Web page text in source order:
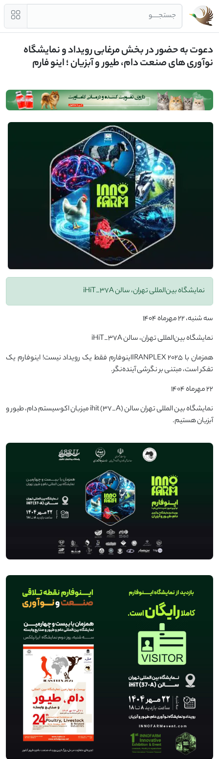
جستجــــو
دعوت به حضور در بخش مرغابی رویداد و نمایشگاه
نوآوری های صنعت دام، طیور و آبزیان ؛ اینو فارم
نمایشگاه بین‌المللی تهران، سالن iHiT_37A
سه شنبه، ۲۲ مهرماه ۱۴۰۴
نمایشگاه بین‌المللی تهران، سالن iHiT_37A
همزمان با IRANPLEX 2025اینوفارم فقط یک رویداد نیست! اینوفارم یک
تفکر است، مبتنی بر نگرشی آینده‌نگر.
۲۲ مهرماه ۱۴۰۴
نمایشگاه بین المللی تهران سالن ihit (37_A) میزبان اکوسیستم دام، طیور و
آبزیان هستیم.